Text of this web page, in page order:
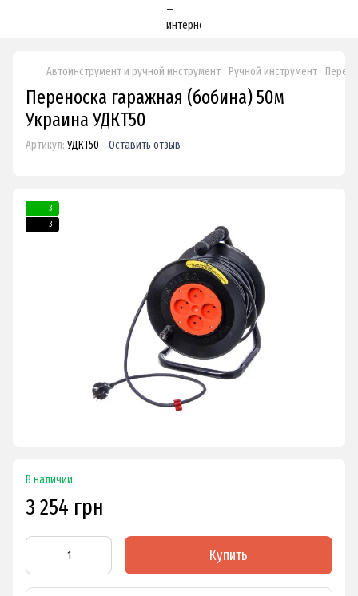
Автоинструмент и ручной инструмент Ручной инструмент
Переноска гаражная (бобина) 50м
Украина УДКТ50
Артикул: УДКТ50 Оставить отзыв
3
3
В наличии
3 254 грн
Купить